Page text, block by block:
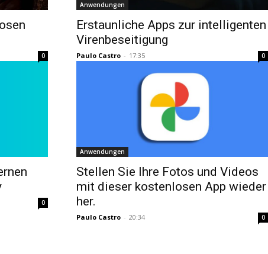
0
Anwendungen
Erstaunliche Apps zur intelligenten
Virenbeseitigung
Paulo Castro - 17:35 0
0
Anwendungen
Stellen Sie Ihre Fotos und Videos
mit dieser kostenlosen App wieder
her.
Paulo Castro - 20:34 0